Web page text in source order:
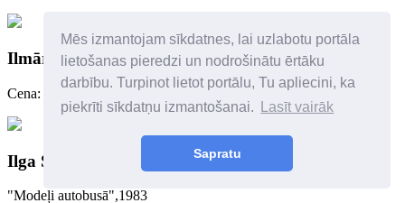
Mēs izmantojam sīkdatnes, lai uzlabotu portāla
lietošanas pieredzi un nodrošinātu ērtāku
darbību. Turpinot lietot portālu, Tu apliecini, ka
piekrīti sīkdatņu izmantošanai.
Lasīt vairāk
Sapratu
Ilmārs Blumbergs (1943-2016)
Cena: 2600 €
Ilga Sūna (1931-2021)
"Modeļi autobusā",1983